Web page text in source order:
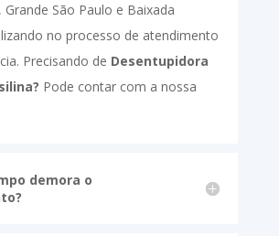
Grande São Paulo e Baixada
no processo de atendimento
Precisando de Desentupidora
Pode contar com a nossa
demora o